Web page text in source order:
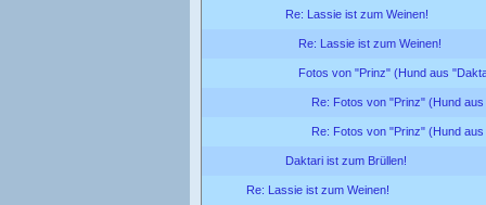
Re: Lassie ist zum Weinen!
Re: Lassie ist zum Weinen!
Fotos von "Prinz" (Hund aus
Re: Fotos von "Prinz" (Hund
Re: Fotos von "Prinz" (Hund
Daktari ist zum Brüllen!
Re: Lassie ist zum Weinen!